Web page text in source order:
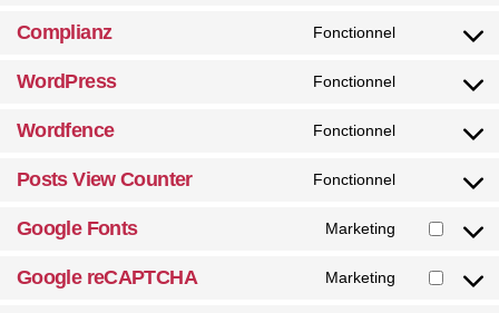
Complianz Fonctionnel
WordPress Fonctionnel
Wordfence Fonctionnel
Posts View Counter Fonctionnel
Google Fonts Marketing
Google reCAPTCHA Marketing